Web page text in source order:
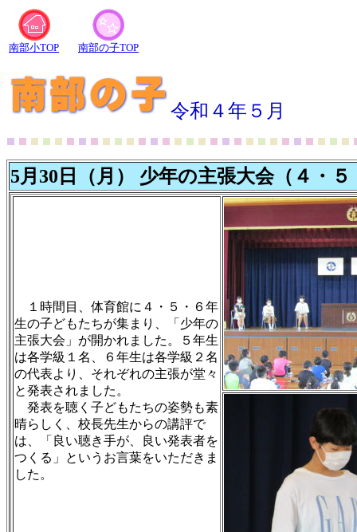
南部小TOP 南部の子TOP
令和４年５月
5月30日（月） 少年の主張大会（４・
１時間目、体育館に４・５・６年
生の子どもたちが集まり、「少年の
主張大会」が開かれました。５年生
は各学級１名、６年生は各学級２名
の代表より、それぞれの主張が堂々
と発表されました。
発表を聴く子どもたちの姿勢も素
晴らしく、校長先生からの講評で
は、「良い聴き手が、良い発表者を
つくる」というお言葉をいただきま
した。